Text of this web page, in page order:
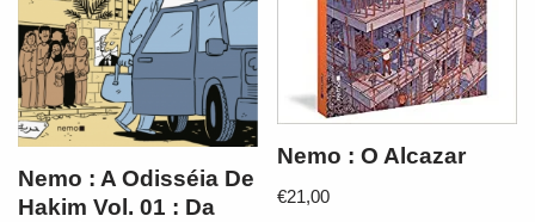
Nemo : A Odisséia De
Hakim Vol. 01 : Da
Nemo : O Alcazar
€21,00